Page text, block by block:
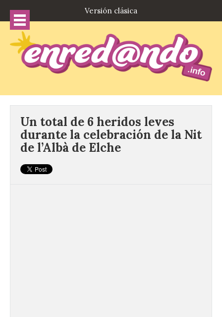
Versión clásica
Un total de 6 heridos leves
durante la celebración de la Nit
de l’Albà de Elche